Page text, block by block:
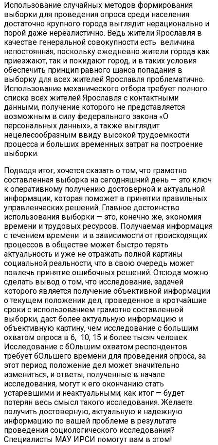
Использование случайных методов формирования
выборки для проведения опроса среди населения
достаточно крупного города выглядит нерационально и
порой даже нереалистично. Ведь жители Ярославля в
качестве генеральной совокупности есть величина
непостоянная, поскольку ежедневно жители города как
приезжают, так и покидают город, и в таких условия
обеспечить принцип равного шанса попадания в
выборку для всех жителей Ярославля проблематично.
Использование механического отбора требует полного
списка всех жителей Ярославля с контактными
данными, получение которого не представляется
возможным в силу федерального закона «О
персональных данных», а также выглядит
нецелесообразным ввиду высокой трудоемкости
процесса и больших временных затрат на построение
выборки.
Подводя итог, хочется сказать о том, что грамотно
составленная выборка на сегодняшний день — это ключ
к оперативному получению достоверной и актуальной
информации, которая поможет в принятии правильных
управленческих решений. Главное достоинство
использования выборки — это, конечно же, экономия
времени и трудовых ресурсов. Получаемая информация
с течением времени и в зависимости от происходящих
процессов в обществе может быстро терять
актуальность и уже не отражать полной картины
социальной реальности, что в свою очередь может
повлечь принятие ошибочных решений. Отсюда можно
сделать вывод о том, что исследование, задачей
которого является получение объективной информации
о текущем положении дел, проведенное в кротчайшие
сроки с использованием грамотно составленной
выборки, даст более актуальную информацию и
объективную картину, чем исследование с большим
охватом опроса в 6, 10, 15 и более тысяч человек.
Исследование с бОльшим охватом респондентов
требует бОльшего времени для проведения опроса, за
этот период положение дел может значительно
измениться, и ответы, полученные в начале
исследования, могут к его окончанию стать
устаревшими и неактуальными; как итог — будет
потерян весь смысл такого исследования. Желаете
получить достоверную, актуальную и надежную
информацию по вашей проблеме в результате
проведения социологического исследования?
Специалисты МАУ ИРСИ помогут вам в этом!